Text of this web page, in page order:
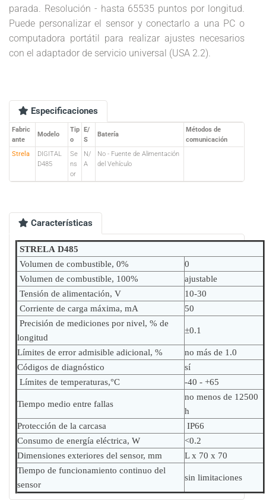
parada. Resolución - hasta 65535 puntos por longitud.
Puede personalizar el sensor y conectarlo a una PC o
computadora portátil para realizar ajustes necesarios
con el adaptador de servicio universal (USA 2.2).
Especificaciones
Fabric
ante
Modelo
Tip
o
E/
S
Batería
Métodos de
comunicación
Strela
DIGITAL
D485
Se
ns
or
N/
A
No - Fuente de Alimentación
del Vehículo
Características
STRELA D485
Volumen de combustible, 0%
0
Volumen de combustible, 100%
ajustable
Tensión de alimentación, V
10-30
Corriente de carga máxima, mA
50
Precisión de mediciones por nivel, % de
longitud
±0.1
Límites de error admisible adicional, %
no más de 1.0
Códigos de diagnóstico
sí
Límites de temperaturas,°С
-40 - +65
Tiempo medio entre fallas
no menos de 12500
h
Protección de la carcasa
IP66
Consumo de energía eléctrica, W
<0.2
Dimensiones exteriores del sensor, mm
L x 70 x 70
Tiempo de funcionamiento continuo del
sensor
sin limitaciones